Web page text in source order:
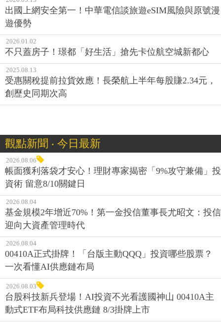
出國上網安全第一！中華電信談旅遊eSIM風險與原號漫
遊優勢
2026.01.02
不只蓋房子！璟都「好生活」搶先卡位航空城新都心
2025.08.13
受惠關稅提前拉貨效應！長榮航上半年每股賺2.34元，
創歷史同期次高
觀點新聞 ‧ 今日最新
2026.08.06
帳面獲利落袋才安心！理財專家揭密「9%攻守兼備」投
資術 留意8/10關鍵日
2026.08.04
基金規模2年增近70%！第一金投信董事長尤昭文：投信
迎向大資產管理時代
2026.08.04
00410A正式掛牌！「台版主動QQQ」投資哪些股票？
一次看懂AI供應鏈布局
2026.08.03
台股科技新兵登場！AI投資不光看護國神山 00410A主
動式ETF布局科技供應鏈 8/3掛牌上市